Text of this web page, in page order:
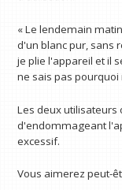
« Le lendemain
d'un blanc pur, sans
je plie l'appareil et il
ne sais pas pourquoi
Les deux
d'endommageant
excessif.
Vous aimerez peut-